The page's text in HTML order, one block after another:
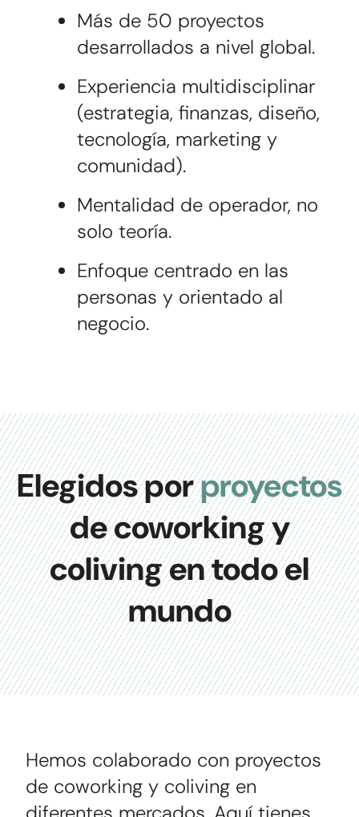
Más de 50 proyectos
desarrollados a nivel global.
Experiencia multidisciplinar
(estrategia, finanzas, diseño,
tecnología, marketing y
comunidad).
Mentalidad de operador, no
solo teoría.
Enfoque centrado en las
personas y orientado al
negocio.
Elegidos porproyectos
de coworking y
coliving en todo el
mundo
Hemos colaborado con proyectos
de coworking y coliving en